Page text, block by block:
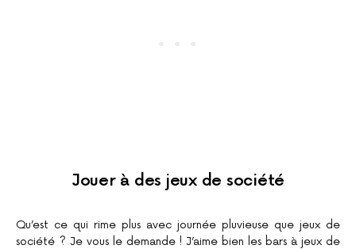
Jouer à des jeux de société
Qu’est ce qui rime plus avec journée pluvieuse que jeux de
société ? Je vous le demande ! J’aime bien les bars à jeux de